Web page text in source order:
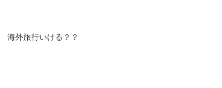
海外旅行いける？？